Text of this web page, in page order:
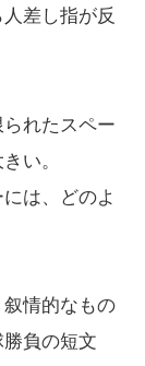
差し指が反
れたスペー
い。
は、どのよ
情的なもの
負の短文